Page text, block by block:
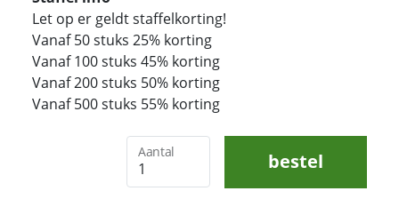
Let op er geldt staffelkorting!
Vanaf 50 stuks 25% korting
Vanaf 100 stuks 45% korting
Vanaf 200 stuks 50% korting
Vanaf 500 stuks 55% korting
Aantal bestel